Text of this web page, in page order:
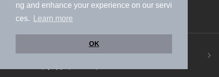
ng and enhance your experience on our servi
ces.
Learn more
OK
ニフティ温泉アプリ
地図から温泉検索！お得な限定クーポンも！